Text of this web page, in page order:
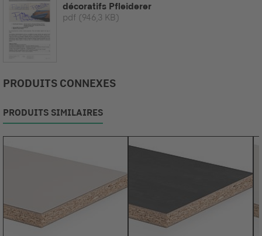
décoratifs Pfleiderer
pdf (946,3 KB)
PRODUITS CONNEXES
PRODUITS SIMILAIRES